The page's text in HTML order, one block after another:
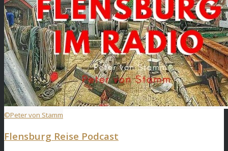
©Peter von Stamm
Flensburg Reise Podcast